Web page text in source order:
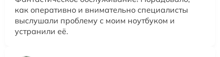
как оперативно и внимательно специалисты
выслушали проблему с моим ноутбуком и
устранили её.